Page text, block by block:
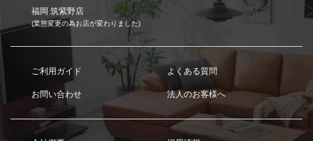
福岡 筑紫野店
(業態変更の為お店が変わりました)
ご利用ガイド よくある質問
お問い合わせ 法人のお客様へ